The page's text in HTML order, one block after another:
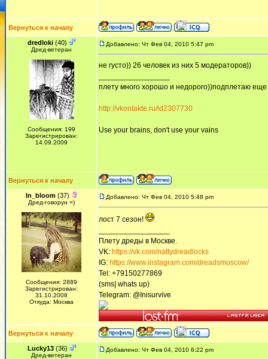
Вернуться к началу
dredloki (40)
Дред-ветеран
Сообщения: 199
Зарегистрирован:
14.09.2009
Добавлено: Чт Фев 04, 2010 5:47 pm
не густо)) 26 человек из них 5 модераторов))
плету много хорошо и недорого))подплетаю
http://vkontakte.ru/id2307730
Use your brains, don't use your vains
Вернуться к началу
In_bloom(37)
Дред-говорун =)
Сообщения: 2889
Зарегистрирован:
31.10.2008
Откуда: Москва
Добавлено: Чт Фев 04, 2010 5:48 pm
лост 7 сезон!
Плету дреды в Москве.
VK: https://vk.com/nattydreadlocks
IG: https://www.instagram.com/dreadsmoscow/
Tel: +79150277869
(sms| whats up)
Telegram: @Inisurvive
Вернуться к началу
Lucky13(36)
Дред-ветеран
Добавлено: Чт Фев 04, 2010 6:22 pm